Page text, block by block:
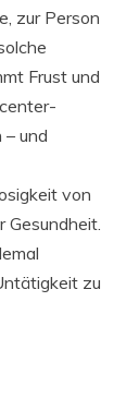
zur Person
Frust und
und
von
Gesundheit.
zu